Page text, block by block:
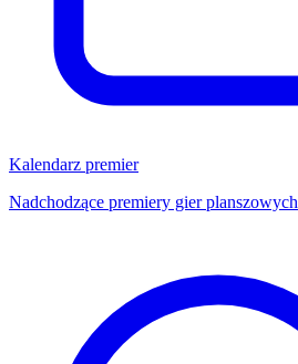
Kalendarz premier
Nadchodzące premiery gier planszowych